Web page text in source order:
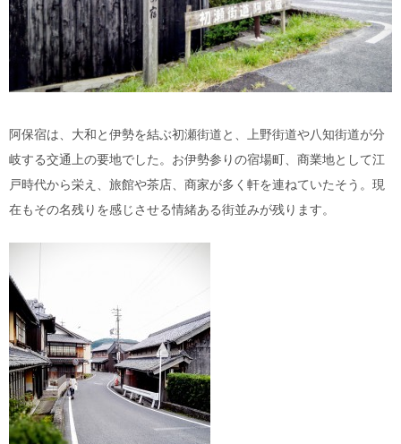
阿保宿は、大和と伊勢を結ぶ初瀬街道と、上野街道や八知街道が分
岐する交通上の要地でした。お伊勢参りの宿場町、商業地として江
戸時代から栄え、旅館や茶店、商家が多く軒を連ねていたそう。現
在もその名残りを感じさせる情緒ある街並みが残ります。